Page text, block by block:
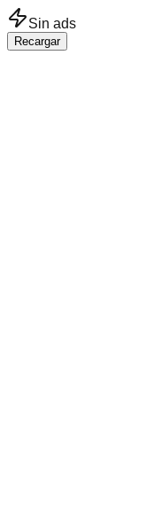
Saltar al contenido
Sin ads
Recargar